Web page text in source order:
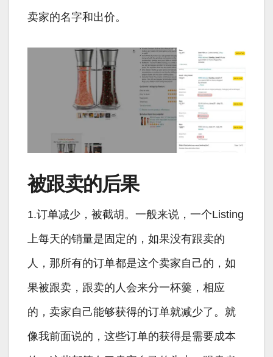
卖家的名字和出价。
被跟卖的后果
1.订单减少，被截胡。一般来说，一个Listing
上每天的销量是固定的，如果没有跟卖的
人，那所有的订单都是这个卖家自己的，如
果被跟卖，跟卖的人会来分一杯羹，相应
的，卖家自己能够获得的订单就减少了。就
像我前面说的，这些订单的获得是需要成本